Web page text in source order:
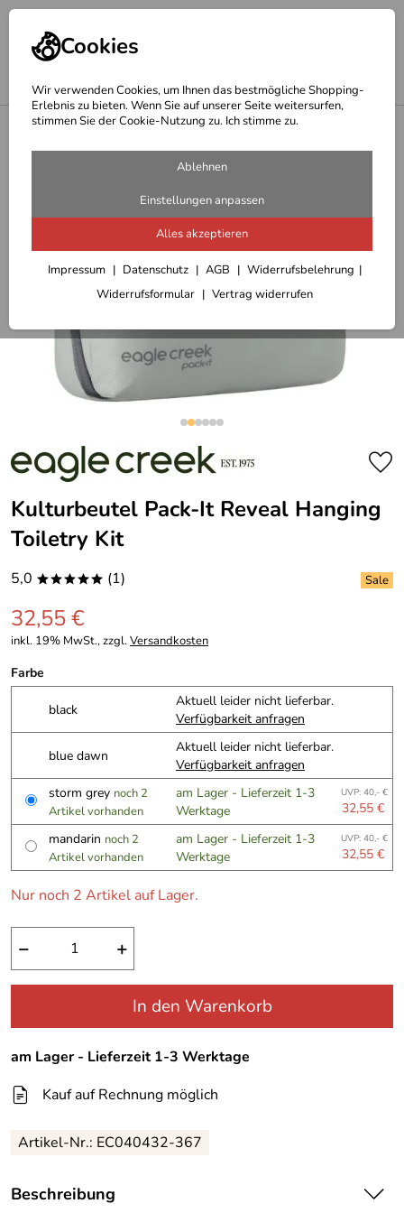
Cookies
Wir verwenden Cookies, um Ihnen das bestmögliche Shopping-
Erlebnis zu bieten. Wenn Sie auf unserer Seite weitersurfen,
stimmen Sie der Cookie-Nutzung zu. Ich stimme zu.
Ablehnen
Einstellungen anpassen
Alles akzeptieren
Impressum Datenschutz AGB
Widerrufsbelehrung
Widerrufsformular
Vertrag widerrufen
Geschenkideen Outdoor
Kulturbeutel Pack-It Reveal Hanging
Toiletry Kit
5,0 ***** (1)
32,55 €
inkl. 19% MwSt., zzgl.Versandkosten
Farbe
black
Aktuell leider nicht lieferbar.
Verfügbarkeit anfragen
blue dawn
Aktuell leider nicht lieferbar.
Verfügbarkeit anfragen
storm grey noch 2
Artikel vorhanden
am Lager - Lieferzeit 1-3
Werktage
UVP: 40,- €
32,55 €
mandarin noch 2
Artikel vorhanden
am Lager - Lieferzeit 1-3
Werktage
UVP: 40,- €
32,55 €
Nur noch 2 Artikel auf Lager.
− +
In den Warenkorb
am Lager - Lieferzeit 1-3 Werktage
Kauf auf Rechnung möglich
Artikel-Nr.: EC040432-367
Beschreibung